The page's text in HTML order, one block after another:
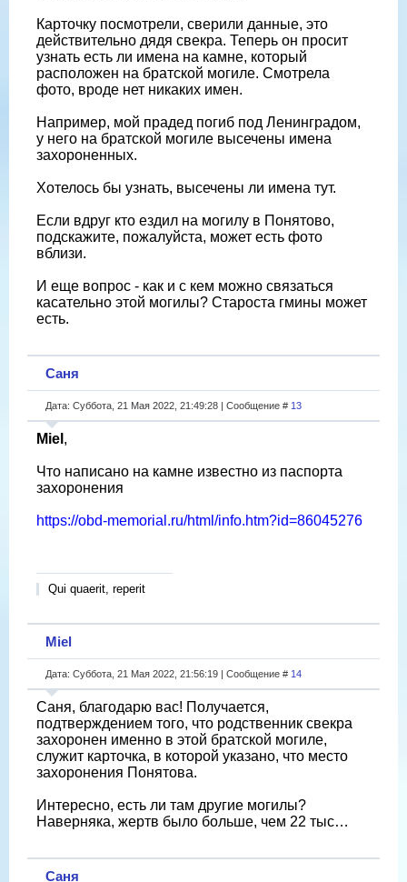
Карточку посмотрели, сверили данные, это
действительно дядя свекра. Теперь он просит
узнать есть ли имена на камне, который
расположен на братской могиле. Смотрела
фото, вроде нет никаких имен.
Например, мой прадед погиб под Ленинградом,
у него на братской могиле высечены имена
захороненных.
Хотелось бы узнать, высечены ли имена тут.
Если вдруг кто ездил на могилу в Понятово,
подскажите, пожалуйста, может есть фото
вблизи.
И еще вопрос - как и с кем можно связаться
касательно этой могилы? Староста гмины может
есть.
Саня
Дата: Суббота, 21 Мая 2022, 21:49:28 | Сообщение # 13
Miel ,
Что написано на камне известно из паспорта
захоронения
https://obd-memorial.ru/html/info.htm?id=86045276
Qui quaerit, reperit
Miel
Дата: Суббота, 21 Мая 2022, 21:56:19 | Сообщение # 14
Саня, благодарю вас! Получается,
подтверждением того, что родственник свекра
захоронен именно в этой братской могиле,
служит карточка, в которой указано, что место
захоронения Понятова.
Интересно, есть ли там другие могилы?
Наверняка, жертв было больше, чем 22 тыс…
Саня